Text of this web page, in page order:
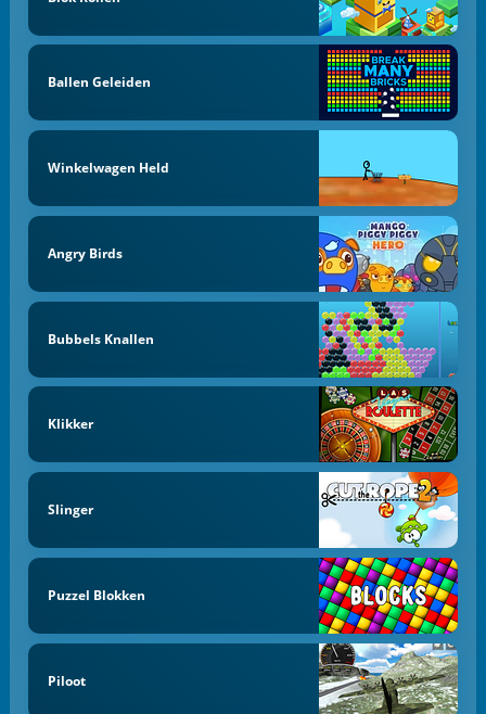
Ballen Geleiden
Winkelwagen Held
Angry Birds
Bubbels Knallen
Klikker
Slinger
Puzzel Blokken
Piloot